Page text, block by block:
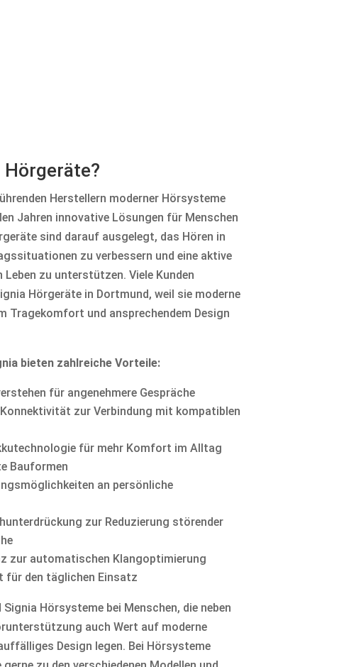
Hörgeräte?
Herstellern moderner Hörsysteme
Jahren innovative Lösungen für Menschen
sind darauf ausgelegt, das Hören in
zu verbessern und eine aktive
Leben zu unterstützen. Viele Kunden
Hörgeräte in Dortmund, weil sie moderne
Tragekomfort und ansprechendem Design
bieten zahlreiche Vorteile:
für angenehmere Gespräche
zur Verbindung mit kompatiblen
für mehr Komfort im Alltag
Bauformen
an persönliche
zur Reduzierung störender
zur automatischen Klangoptimierung
für den täglichen Einsatz
Hörsysteme bei Menschen, die neben
auch Wert auf moderne
Design legen. Bei Hörsysteme